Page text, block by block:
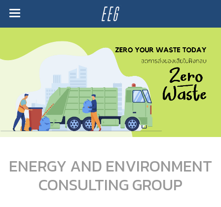
ENERGY AND ENVIRONMENT
CONSULTING GROUP